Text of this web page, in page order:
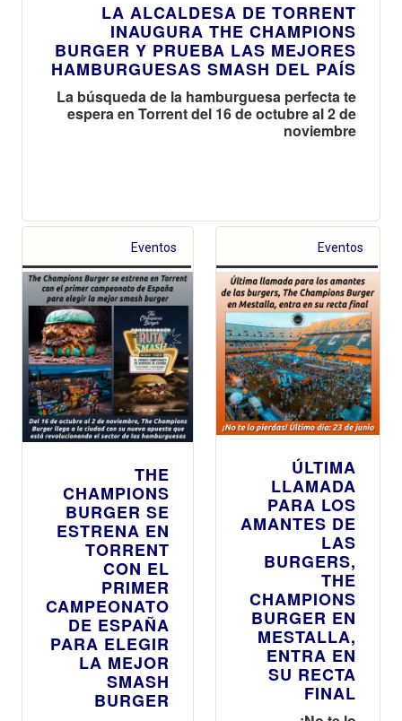
LA ALCALDESA DE TORRENT
INAUGURA THE CHAMPIONS
BURGER Y PRUEBA LAS MEJORES
HAMBURGUESAS SMASH DEL PAÍS
La búsqueda de la hamburguesa perfecta te
espera en Torrent del 16 de octubre al 2 de
noviembre
Eventos
THE
CHAMPIONS
BURGER SE
ESTRENA EN
TORRENT
CON EL
PRIMER
CAMPEONATO
DE ESPAÑA
PARA ELEGIR
LA MEJOR
SMASH
BURGER
Eventos
ÚLTIMA
LLAMADA
PARA LOS
AMANTES DE
LAS
BURGERS,
THE
CHAMPIONS
BURGER EN
MESTALLA,
ENTRA EN
SU RECTA
FINAL